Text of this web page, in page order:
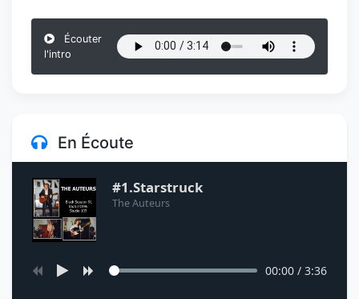
Écouter
l'intro
En Écoute
#1.Starstruck
The Auteurs
00:00 / 3:36